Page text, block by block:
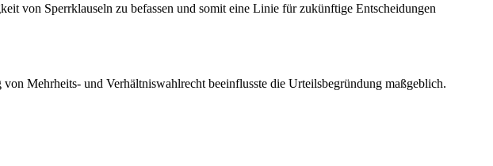
von Sperrklauseln zu befassen und somit eine Linie für zukünftige Entscheidungen
Mehrheits- und Verhältniswahlrecht beeinflusste die Urteilsbegründung maßgeblich.